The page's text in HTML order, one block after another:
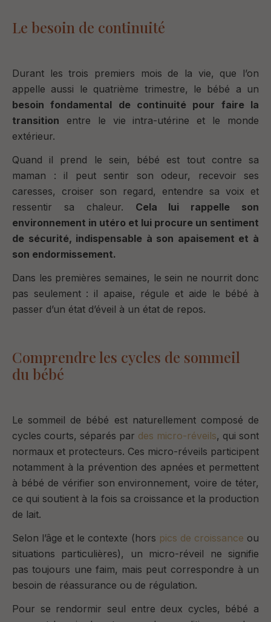
Le besoin de continuité
Durant les trois premiers mois de la vie, que l’on
appelle aussi le quatrième trimestre, le bébé a un
besoin fondamental de continuité pour faire la
transition entre le vie intra-utérine et le monde
extérieur.
Quand il prend le sein, bébé est tout contre sa
maman : il peut sentir son odeur, recevoir ses
caresses, croiser son regard, entendre sa voix et
ressentir sa chaleur. Cela lui rappelle son
environnement in utéro et lui procure un sentiment
de sécurité, indispensable à son apaisement et à
son endormissement.
Dans les premières semaines, le sein ne nourrit donc
pas seulement : il apaise, régule et aide le bébé à
passer d’un état d’éveil à un état de repos.
Comprendre les cycles de sommeil
du bébé
Le sommeil de bébé est naturellement composé de
cycles courts, séparés par des micro-réveils, qui sont
normaux et protecteurs. Ces micro-réveils participent
notamment à la prévention des apnées et permettent
à bébé de vérifier son environnement, voire de téter,
ce qui soutient à la fois sa croissance et la production
de lait.
Selon l’âge et le contexte (hors pics de croissance ou
situations particulières), un micro-réveil
ne signifie
pas toujours une faim, mais peut correspondre à un
besoin de réassurance ou de régulation.
Pour se rendormir seul entre deux cycles, bébé a